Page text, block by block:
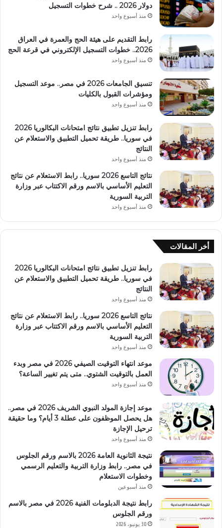
دولار 2026 .. شرح خطوات التسجيل
منذ أسبوع واحد
رابط التقديم على هيئة الحج والعمرة في العراق
2026.. خطوات التسجيل الإلكتروني في قرعة الحج
منذ أسبوع واحد
تنسيق الجامعات 2026 في مصر.. موعد التسجيل
ومؤشرات القبول بالكليات
منذ أسبوع واحد
رابط تنزيل تطبيق نتائج امتحانات البكالوريا 2026
في سوريا.. طريقة تحميل التطبيق والاستعلام عن
النتائج
منذ أسبوع واحد
نتائج التاسع 2026 سوريا.. رابط الاستعلام عن نتائج
التعليم الأساسي بالاسم ورقم الاكتتاب عبر وزارة
التربية السورية
منذ أسبوع واحد
أخر المقالات
رابط تنزيل تطبيق نتائج امتحانات البكالوريا 2026
في سوريا.. طريقة تحميل التطبيق والاستعلام عن
النتائج
منذ أسبوع واحد
نتائج التاسع 2026 سوريا.. رابط الاستعلام عن نتائج
التعليم الأساسي بالاسم ورقم الاكتتاب عبر وزارة
التربية السورية
منذ أسبوع واحد
موعد انتهاء التوقيت الصيفي 2026 في مصر وبدء
العمل بالتوقيت الشتوي.. متى يتم تغيير الساعة؟
منذ أسبوع واحد
موعد إجازة المولد النبوي الشريف 2026 في مصر..
هل يحصل الموظفون على عطلة 3 أيام؟ وما حقيقة
ترحيل الإجازة
منذ أسبوع واحد
نتيجة الثانوية العامة 2026 بالاسم ورقم الجلوس
في مصر.. رابط وزارة التربية والتعليم الرسمي
وخطوات الاستعلام
منذ أسبوعين
رابط نتيجة الدبلومات الفنية 2026 في مصر بالاسم
ورقم الجلوس
30 يونيو، 2026